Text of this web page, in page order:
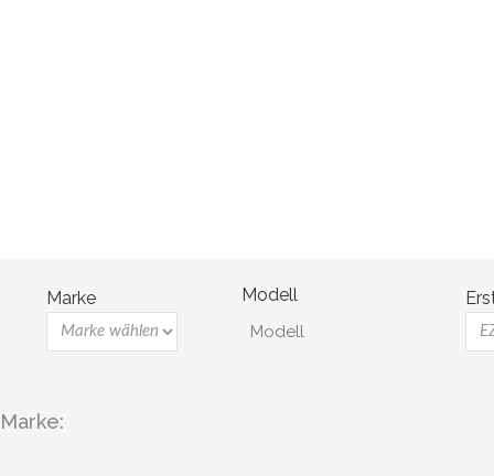
Marke Modell
Marke: